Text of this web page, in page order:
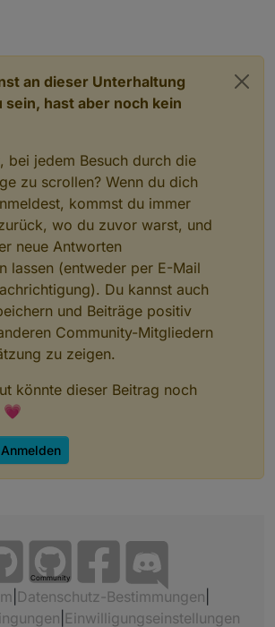
ID:
Boot ID:
System: Raspbian GNU/Linux 12
Kernel: Linux 6.6.51+rpt-rpi-v8
an dieser Unterhaltung
hast aber noch kein
bei jedem Besuch durch die
zu scrollen? Wenn du dich
kommst du immer
wo du zuvor warst, und
neue Antworten
lassen (entweder per E-Mail
Du kannst auch
und Beiträge positiv
Community-Mitgliedern
zu zeigen.
könnte dieser Beitrag noch
💗
Anmelden
Community
Datenschutz-Bestimmungen
Einwilligungseinstellungen